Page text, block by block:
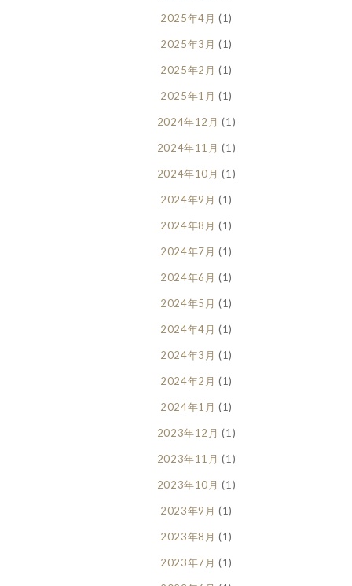
2025年4月 (1)
2025年3月 (1)
2025年2月 (1)
2025年1月 (1)
2024年12月 (1)
2024年11月 (1)
2024年10月 (1)
2024年9月 (1)
2024年8月 (1)
2024年7月 (1)
2024年6月 (1)
2024年5月 (1)
2024年4月 (1)
2024年3月 (1)
2024年2月 (1)
2024年1月 (1)
2023年12月 (1)
2023年11月 (1)
2023年10月 (1)
2023年9月 (1)
2023年8月 (1)
2023年7月 (1)